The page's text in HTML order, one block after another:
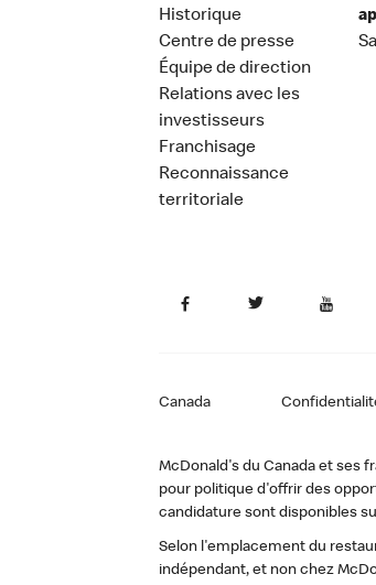
Historique
Centre de presse
Équipe de direction
Relations avec les
investisseurs
Franchisage
Reconnaissance
territoriale
Canada
McDonald's du Canada et ses
pour politique d'offrir des
candidature sont disponibles
Selon l'emplacement du
indépendant, et non chez